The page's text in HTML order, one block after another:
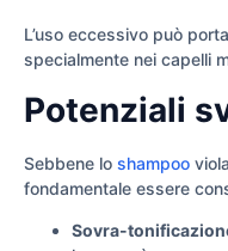
L’uso eccessivo può
specialmente nei capelli
Potenziali
Sebbene lo shampoo
fondamentale essere
Sovra-